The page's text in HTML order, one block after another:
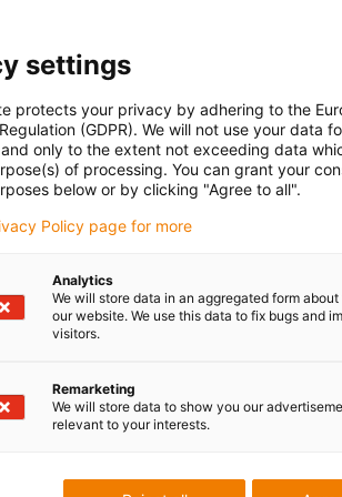
la bio-ulei în conformitate cu
le face un cablu ideal pentru
la ulei din
de 2.750 m2 și testate în cele mai
permite igus® să reducă costurile
igus® ca bază pentru
la ulei. În plus, igus® oferă
chiar și cu o
Ecranate în funcție de aplicație și
diferite intervale de temperatură și chiar
settings
protects your privacy by adhering to the
(GDPR). We will not use your data
only to the extent not exceeding data
of processing. You can grant your
below or by clicking "Agree to all".
Policy page for more
Analytics
We will store data in an aggregated form
our website. We use this data to fix bugs and
visitors.
Remarketing
We will store data to show you our
relevant to your interests.